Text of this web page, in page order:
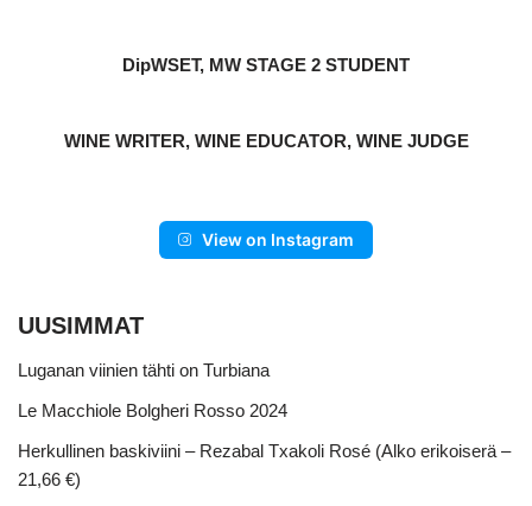
DipWSET, MW STAGE 2 STUDENT
WINE WRITER, WINE EDUCATOR, WINE JUDGE
View on Instagram
UUSIMMAT
Luganan viinien tähti on Turbiana
Le Macchiole Bolgheri Rosso 2024
Herkullinen baskiviini – Rezabal Txakoli Rosé (Alko erikoiserä –
21,66 €)